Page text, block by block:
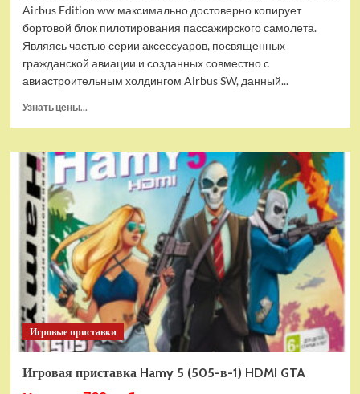
Airbus Edition ww максимально достоверно копирует
бортовой блок пилотирования пассажирского самолета.
Являясь частью серии аксессуаров, посвященных
гражданской авиации и созданных совместно с
авиастроительным холдингом Airbus SW, данный...
Узнать цены...
Дополнительный
модуль
Thrustmaster
Quadrant
Add-
on
Airbus
Edition
ww
Игровые приставки
Игровая приставка Hamy 5 (505-в-1) HDMI GTA